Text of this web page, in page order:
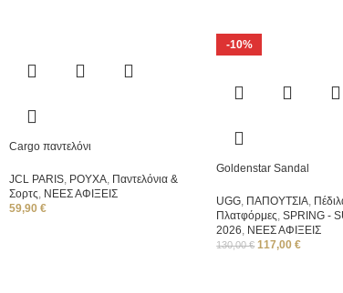
Cargo παντελόνι
JCL PARIS, ΡΟΥΧΑ, Παντελόνια &
Σορτς, ΝΕΕΣ ΑΦΙΞΕΙΣ
59,90 €
-10%
Goldenstar Sandal
UGG, ΠΑΠΟΥΤΣΙΑ,
Πλατφόρμες, SPRING -
2026, ΝΕΕΣ ΑΦΙΞΕΙΣ
130,00€ 117,00€